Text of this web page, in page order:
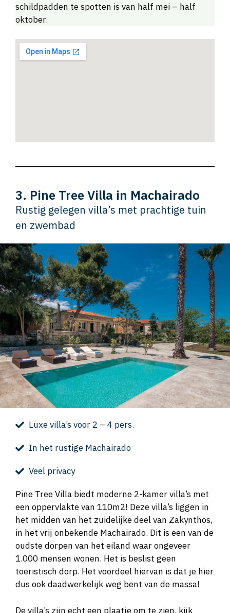
schildpadden te spotten is van half mei – half
oktober.
3. Pine Tree Villa in Machairado
Rustig gelegen villa’s met prachtige tuin
en zwembad
Luxe villa’s voor 2 – 4 pers.
In het rustige Machairado
Veel privacy
Pine Tree Villa biedt moderne 2-kamer villa’s met
een oppervlakte van 110m2! Deze villa’s liggen in
het midden van het zuidelijke deel van Zakynthos,
in het vrij onbekende Machairado. Dit is een van de
oudste dorpen van het eiland waar ongeveer
1.000 mensen wonen. Het is beslist geen
toeristisch dorp. Het voordeel hiervan is dat je hier
dus ook daadwerkelijk weg bent van de massa!
De villa’s zijn echt een plaatje om te zien, kijk